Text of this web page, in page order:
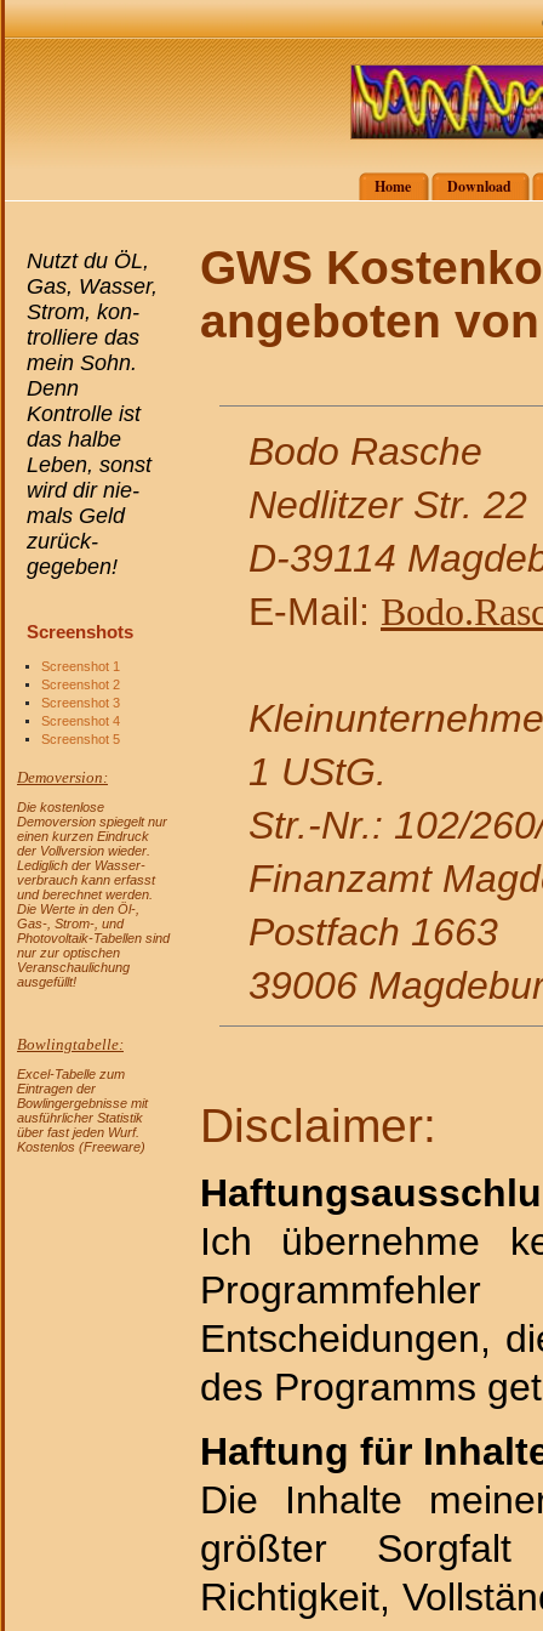
Home Download
Nutzt du ÖL,
Gas, Wasser,
Strom, kon-
trolliere das
mein Sohn.
Denn
Kontrolle ist
das halbe
Leben, sonst
wird dir nie-
mals Geld
zurück-
gegeben!
Screenshots
Screenshot 1
Screenshot 2
Screenshot 3
Screenshot 4
Screenshot 5
Demoversion:
Die kostenlose
Demoversion spiegelt nur
einen kurzen Eindruck
der Vollversion wieder.
Lediglich der Wasser-
verbrauch kann erfasst
und berechnet werden.
Die Werte in den Öl-,
Gas-, Strom-, und
Photovoltaik-Tabellen sind
nur zur optischen
Veranschaulichung
ausgefüllt!
Bowlingtabelle:
Excel-Tabelle zum
Eintragen der
Bowlingergebnisse mit
ausführlicher Statistik
über fast jeden Wurf.
Kostenlos (Freeware)
GWS
angeboten
Bodo Rasche
Nedlitzer Str. 22
D-39114
E-Mail:
1 UStG.
Str.-Nr.: 102/
Finanzamt
Postfach 1663
39006
Disclaimer:
Ich übernehme
Entscheidungen,
des Programms
Haftung für
Die Inhalte
größter
Richtigkeit,